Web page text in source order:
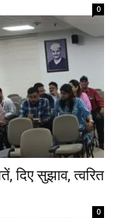
0
दिए सुझाव, त्वरित
0